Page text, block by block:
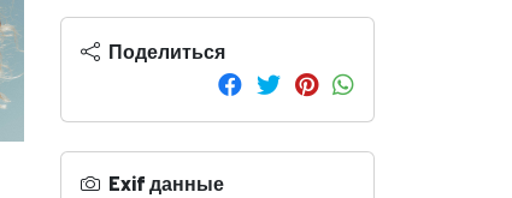
Поделиться
Exif данные